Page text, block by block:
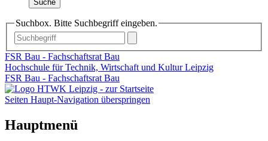
Suche
Suchbox. Bitte Suchbegriff eingeben.
FSR Bau - Fachschaftsrat Bau
Hochschule für Technik, Wirtschaft und Kultur Leipzig
FSR Bau - Fachschaftsrat Bau
Seiten Haupt-Navigation überspringen
Hauptmenü